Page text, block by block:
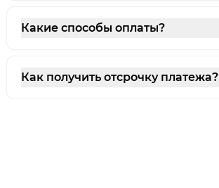
Какие способы оплаты?
Как получить отсрочку платежа?